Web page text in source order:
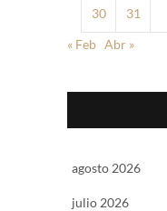
30
31
« Feb Abr »
agosto 2026
julio 2026